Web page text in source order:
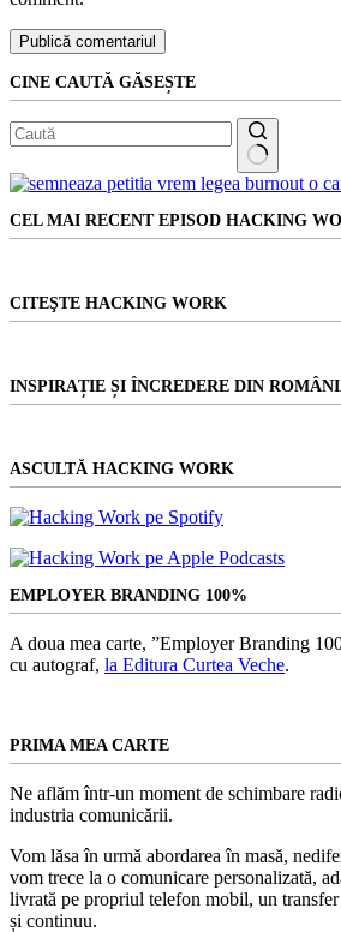
Publică comentariul
CINE CAUTĂ GĂSEȘTE
Niciun
CEL MAI RECENT EPISOD HACKING
CITEŞTE HACKING WORK
INSPIRAȚIE ȘI ÎNCREDERE DIN
ASCULTĂ HACKING WORK
EMPLOYER BRANDING 100%
A doua mea carte, ”Employer Branding
cu autograf, la Editura Curtea Veche.
PRIMA MEA CARTE
Ne aflăm într-un moment de schimbare
industria comunicării.
Vom lăsa în urmă abordarea în masă,
vom trece la o comunicare personalizată,
livrată pe propriul telefon mobil, un
și continuu.